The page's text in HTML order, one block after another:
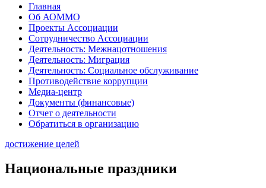
Главная
Об АОММО
Проекты Ассоциации
Сотрудничество Ассоциации
Деятельность: Межнацотношения
Деятельность: Миграция
Деятельность: Социальное обслуживание
Противодействие коррупции
Медиа-центр
Документы (финансовые)
Отчет о деятельности
Обратиться в организацию
достижение целей
Национальные праздники